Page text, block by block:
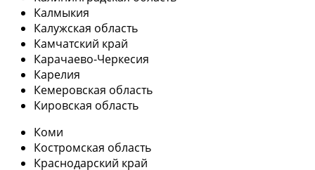
Калмыкия
Калужская область
Камчатский край
Карачаево-Черкесия
Карелия
Кемеровская область
Кировская область
Коми
Костромская область
Краснодарский край